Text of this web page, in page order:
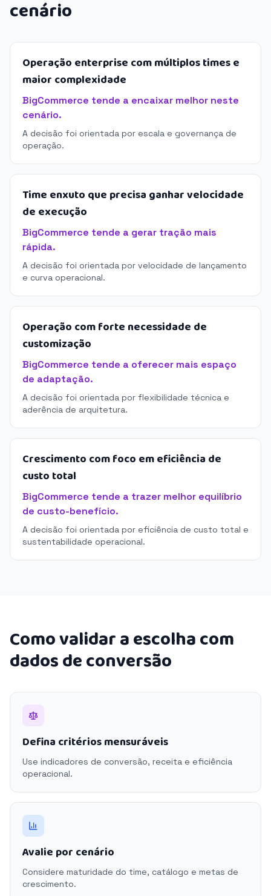
cenário
Operação enterprise com múltiplos times e
maior complexidade
BigCommerce tende a encaixar melhor neste
cenário.
A decisão foi orientada por escala e governança de
operação.
Time enxuto que precisa ganhar velocidade
de execução
BigCommerce tende a gerar tração mais
rápida.
A decisão foi orientada por velocidade de lançamento
e curva operacional.
Operação com forte necessidade de
customização
BigCommerce tende a oferecer mais espaço
de adaptação.
A decisão foi orientada por flexibilidade técnica e
aderência de arquitetura.
Crescimento com foco em eficiência de
custo total
BigCommerce tende a trazer melhor equilíbrio
de custo-benefício.
A decisão foi orientada por eficiência de custo total e
sustentabilidade operacional.
Como validar a escolha com
dados de conversão
Defina critérios mensuráveis
Use indicadores de conversão, receita e eficiência
operacional.
Avalie por cenário
Considere maturidade do time, catálogo e metas de
crescimento.